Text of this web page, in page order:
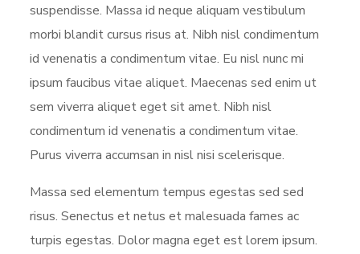
suspendisse. Massa id neque aliquam vestibulum
morbi blandit cursus risus at. Nibh nisl condimentum
id venenatis a condimentum vitae. Eu nisl nunc mi
ipsum faucibus vitae aliquet. Maecenas sed enim ut
sem viverra aliquet eget sit amet. Nibh nisl
condimentum id venenatis a condimentum vitae.
Purus viverra accumsan in nisl nisi scelerisque.
Massa sed elementum tempus egestas sed sed
risus. Senectus et netus et malesuada fames ac
turpis egestas. Dolor magna eget est lorem ipsum.